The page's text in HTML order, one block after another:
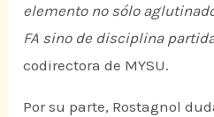
elemento no sólo
FA sino de disciplina
codirectora de MYSU.
Por su parte, Rostagnol